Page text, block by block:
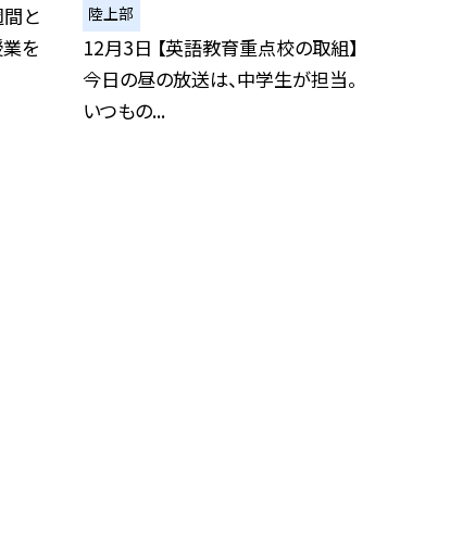
と
業を
陸上部
12月3日 【英語教育重点校の取組】
今日の昼の放送は、中学生が担当。
いつもの...